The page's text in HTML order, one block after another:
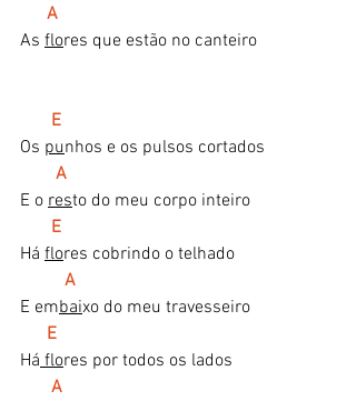
A
As flores que estão no canteiro
  E
Os punhos e os pulsos cortados
A
E o resto do meu corpo inteiro
E
Há flores cobrindo o telhado
A
E embaixo do meu travesseiro
E
Há flores por todos os lados
A